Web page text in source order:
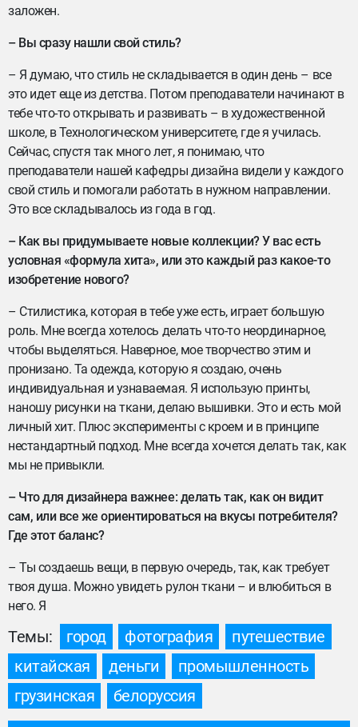
заложен.
– Вы сразу нашли свой стиль?
– Я думаю, что стиль не складывается в один день – все
это идет еще из детства. Потом преподаватели начинают в
тебе что-то открывать и развивать – в художественной
школе, в Технологическом университете, где я училась.
Сейчас, спустя так много лет, я понимаю, что
преподаватели нашей кафедры дизайна видели у каждого
свой стиль и помогали работать в нужном направлении.
Это все складывалось из года в год.
– Как вы придумываете новые коллекции? У вас есть
условная «формула хита», или это каждый раз какое-то
изобретение нового?
– Стилистика, которая в тебе уже есть, играет большую
роль. Мне всегда хотелось делать что-то неординарное,
чтобы выделяться. Наверное, мое творчество этим и
пронизано. Та одежда, которую я создаю, очень
индивидуальная и узнаваемая. Я использую принты,
наношу рисунки на ткани, делаю вышивки. Это и есть мой
личный хит. Плюс эксперименты с кроем и в принципе
нестандартный подход. Мне всегда хочется делать так, как
мы не привыкли.
– Что для дизайнера важнее: делать так, как он видит
сам, или все же ориентироваться на вкусы потребителя?
Где этот баланс?
– Ты создаешь вещи, в первую очередь, так, как требует
твоя душа. Можно увидеть рулон ткани – и влюбиться в
него. Я
Темы: город фотография
путешествие
китайская
деньги
промышленность
грузинская
белоруссия